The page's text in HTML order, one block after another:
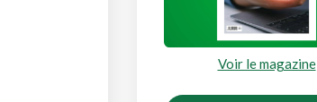
Voir le magazine